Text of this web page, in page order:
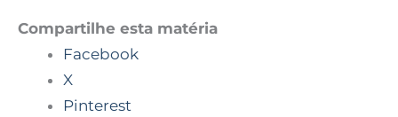
Compartilhe esta matéria
Facebook
X
Pinterest